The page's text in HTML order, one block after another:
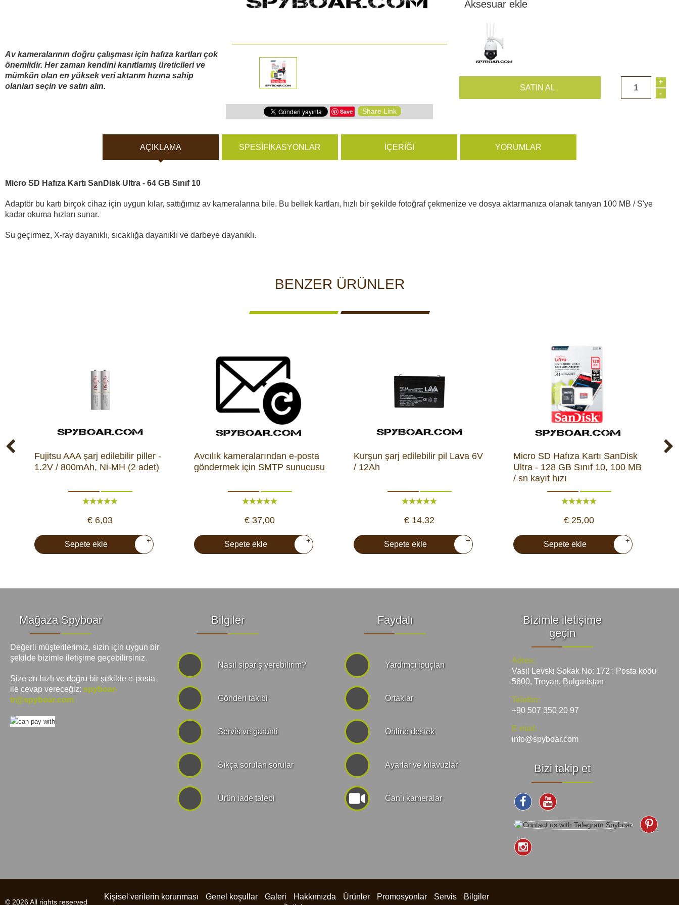
Vücut Kameraları ve Aksiyon Kameraları
Güneş panelleri ve şarj cihazları
Spor ve akıllı Saatleri
Araç İçi Kamera
Hediyelik
Arşiv ürünleri
Av kameralarının doğru çalışması için hafıza kartları çok
önemlidir. Her zaman kendini kanıtlamış üreticileri ve
mümkün olan en yüksek veri aktarım hızına sahip
olanları seçin ve satın alın.
Save Share Link
Aksesuar ekle
SATIN AL 1
-
+
AÇIKLAMA SPESIFIKASYONLAR İÇERIĞI YORUMLAR
Micro SD Hafıza Kartı SanDisk Ultra - 64 GB Sınıf 10
Adaptör bu kartı birçok cihaz için uygun kılar, sattığımız av kameralarına bile. Bu bellek kartları, hızlı bir şekilde fotoğraf çekmenize ve dosya aktarmanıza olanak tanıyan 100 MB / S'ye
kadar okuma hızları sunar.
Su geçirmez, X-ray dayanıklı, sıcaklığa dayanıklı ve darbeye dayanıklı.
BENZER ÜRÜNLER
Fujitsu AAA şarj edilebilir piller -
1.2V / 800mAh, Ni-MH (2 adet)
€ 6,03
Sepete ekle +
Avcılık kameralarından e-posta
göndermek için SMTP sunucusu
€ 37,00
Sepete ekle +
Kurşun şarj edilebilir pil Lava 6V
/ 12Ah
€ 14,32
Sepete ekle +
Micro SD Hafıza Kartı SanDisk
Ultra - 128 GB Sınıf 10, 100 MB
/ sn kayıt hızı
€ 25,00
Sepete ekle +
Mağaza Spyboar
Değerli müşterilerimiz, sizin için uygun bir
şekilde bizimle iletişime geçebilirsiniz.
Size en hızlı ve doğru bir şekilde e-posta
ile cevap vereceğiz: spyboar-
tr@spyboar.com
Bilgiler
Nasıl sipariş verebilirim?
Gönderi takibi
Servis ve garanti
Sıkça sorulan sorular
Ürün iade talebi
Faydalı
Yardımcı ipuçları
Ortaklar
Online destek
Ayarlar ve kılavuzlar
Canlı kameralar
Bizimle iletişime
geçin
Adres:
Vasil Levski Sokak No: 172 ; Posta kodu
5600, Troyan, Bulgaristan
Telefon:
+90 507 350 20 97
E-mail:
info@spyboar.com
Bizi takip et
© 2026 All rights reserved
Kişisel verilerin korunması Genel koşullar Galeri Hakkımızda Ürünler Promosyonlar Servis
Bilgiler